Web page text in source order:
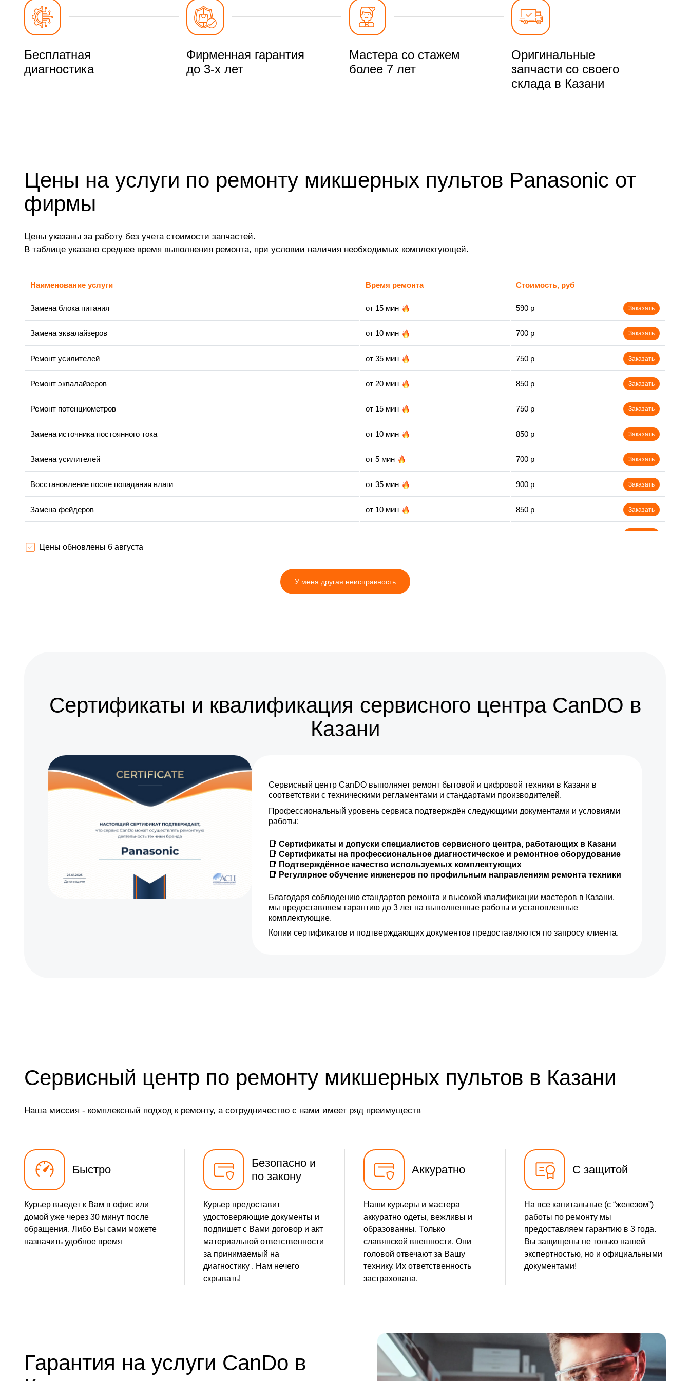
Бесплатная
диагностика
Фирменная гарантия
до 3-х лет
Мастера со стажем
более 7 лет
Оригинальные
запчасти со своего
склада в Казани
Цены на услуги по ремонту микшерных пультов Panasonic от
фирмы
Цены указаны за работу без учета стоимости запчастей.
В таблице указано среднее время выполнения ремонта, при условии наличия необходимых комплектующей.
Наименование услуги Время ремонта Стоимость, руб
Замена блока питания от 15 мин 590 р Заказать
Замена эквалайзеров от 10 мин 700 р Заказать
Ремонт усилителей от 35 мин 750 р Заказать
Ремонт эквалайзеров от 20 мин 850 р Заказать
Ремонт потенциометров от 15 мин 750 р Заказать
Замена источника постоянного тока от 10 мин 850 р Заказать
Замена усилителей от 5 мин 700 р Заказать
Восстановление после попадания влаги от 35 мин 900 р Заказать
Замена фейдеров от 10 мин 850 р Заказать
Цены обновлены 6 августа
У меня другая неисправность
Сертификаты и квалификация сервисного центра CanDO в
Казани
Сервисный центр CanDO выполняет ремонт бытовой и цифровой техники в Казани в
соответствии с техническими регламентами и стандартами производителей.
Профессиональный уровень сервиса подтверждён следующими документами и условиями
работы:
📑 Сертификаты и допуски специалистов сервисного центра, работающих в Казани
📑 Сертификаты на профессиональное диагностическое и ремонтное оборудование
📑 Подтверждённое качество используемых комплектующих
📑 Регулярное обучение инженеров по профильным направлениям ремонта техники
Благодаря соблюдению стандартов ремонта и высокой квалификации мастеров в Казани,
мы предоставляем гарантию до 3 лет на выполненные работы и установленные
комплектующие.
Копии сертификатов и подтверждающих документов предоставляются по запросу клиента.
Сервисный центр по ремонту микшерных пультов в Казани
Наша миссия - комплексный подход к ремонту, а сотрудничество с нами имеет ряд преимуществ
Быстро
Курьер выедет к Вам в офис или
домой уже через 30 минут после
обращения. Либо Вы сами можете
назначить удобное время
Безопасно и
по закону
Курьер предоставит
удостоверяющие документы и
подпишет с Вами договор и акт
материальной ответственности
за принимаемый на
диагностику . Нам нечего
скрывать!
Аккуратно
Наши курьеры и мастера
аккуратно одеты, вежливы и
образованны. Только
славянской внешности. Они
головой отвечают за Вашу
технику. Их ответственность
застрахована.
С защитой
На все капитальные (с “железом”)
работы по ремонту мы
предоставляем гарантию в 3 года.
Вы защищены не только нашей
экспертностью, но и официальными
документами!
Гарантия на услуги CanDo в